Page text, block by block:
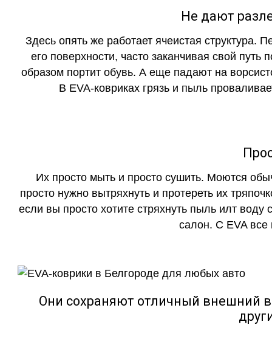
Не дают
Здесь опять же работает ячеистая структура.
его поверхности, часто заканчивая свой
образом портит обувь. А еще падают на
В EVA-ковриках грязь и пыль
Их просто мыть и просто сушить. Моются
просто нужно вытряхнуть и протереть их
если вы просто хотите стряхнуть пыль илт воду
салон. С EVA все
Они сохраняют отличный внешний